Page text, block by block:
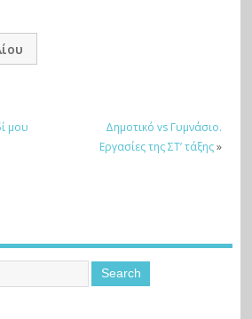
μου
Δημοτικό vs Γυμνάσιο.
Εργασίες της ΣΤ’ τάξης»